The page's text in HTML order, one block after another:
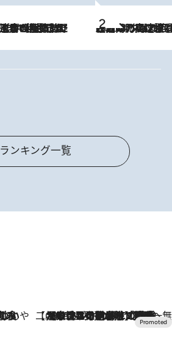
2026.8.7
「湘南乃風に憧れて」観客大盛上がりの“タオル回し”に、ラッパー顔負けの高速歌唱まで…さだまさし（74）のアグレッシブすぎる現在地
ランキング一覧
【CREA×星野リゾート】唯一無二。癒しと発見が待つ場所へ
2026.8.7
【トンボの足水浴】ヒノキの香りに包まれて涼感マックス！約13℃の湧水かけ流しを避暑地「星野温泉 トンボの湯」で体験